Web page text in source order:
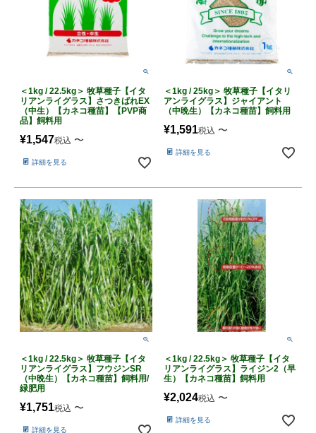
＜1kg / 22.5kg＞ 牧草種子【イタ
リアンライグラス】さつきばれEX
（中生）【カネコ種苗】【PVP商
品】飼料用
¥1,547税込 〜
詳細を見る
＜1kg / 25kg＞ 牧草種子【イタリ
アンライグラス】ジャイアント
（中晩生）【カネコ種苗】飼料用
¥1,591税込 〜
詳細を見る
＜1kg / 22.5kg＞ 牧草種子【イタ
リアンライグラス】フウジンSR
（中晩生）【カネコ種苗】飼料用/
緑肥用
¥1,751税込 〜
詳細を見る
＜1kg / 22.5kg＞ 牧草種子【イタ
リアンライグラス】ライジン2（早
生）【カネコ種苗】飼料用
¥2,024税込 〜
詳細を見る